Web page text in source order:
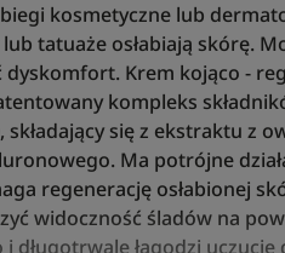
kosmetyczne lub
tatuaże osłabiają skórę.
Krem kojąco -
kompleks
składający się z ekstraktu z
Ma potrójne
regenerację osłabionej
widoczność śladów na
długotrwale łagodzi